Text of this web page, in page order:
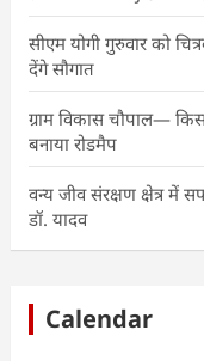
सीएम योगी गुरुवार को
देंगे सौगात
ग्राम विकास चौपाल—
बनाया रोडमैप
वन्य जीव संरक्षण क्षेत्र में
डॉ. यादव
Calendar